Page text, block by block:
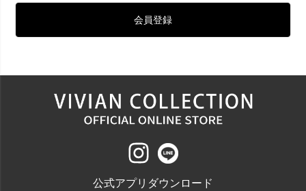
会員登録
公式アプリダウンロード